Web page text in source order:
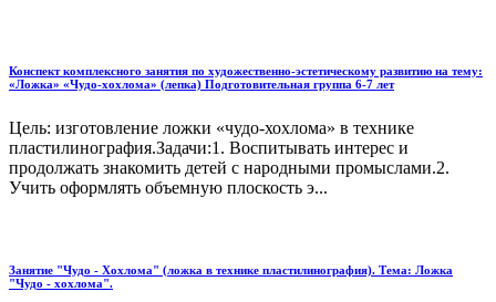
Конспект комплексного занятия по художественно-эстетическому развитию на тему:
«Ложка» «Чудо-хохлома» (лепка) Подготовительная группа 6-7 лет
Цель: изготовление ложки «чудо-хохлома» в технике
пластилинография.Задачи:1. Воспитывать интерес и
продолжать знакомить детей с народными промыслами.2.
Учить оформлять объемную плоскость э...
Занятие "Чудо - Хохлома" (ложка в технике пластилинография). Тема: Ложка
"Чудо - хохлома".